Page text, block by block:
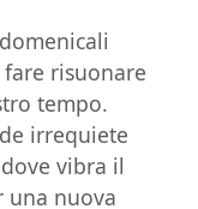
risuonare
tempo.
irrequiete
vibra il
una nuova